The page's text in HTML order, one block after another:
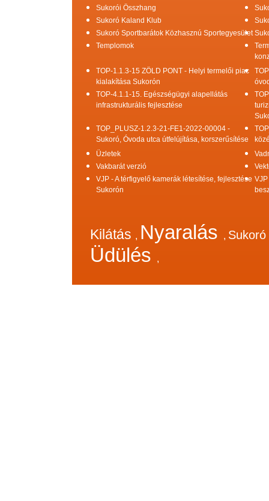
Sukorói Összhang
Sukoró Kaland Klub
Sukoró Sportbarátok Közhasznú Sportegyesület
Templomok
TOP-1.1.3-15 ZÖLD PONT - Helyi termelői piac
kialakítása Sukorón
TOP-4.1.1-15. Egészségügyi alapellátás
infrastrukturális fejlesztése
TOP_PLUSZ-1.2.3-21-FE1-2022-00004 -
Sukoró, Óvoda utca útfelújítása, korszerűsítése
Üzletek
Vakbarát verzió
VJP - A térfigyelő kamerák létesítése, fejlesztése
Sukorón
Kilátás , Nyaralás , Sukoró
Üdülés ,